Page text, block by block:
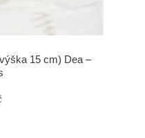
15 cm) Dea –